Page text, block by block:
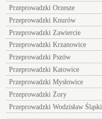
Przeprowadzki Orzesze
Przeprowadzki Knurów
Przeprowadzki Zawiercie
Przeprowadzki Krzanowice
Przeprowadzki Pszów
Przeprowadzki Katowice
Przeprowadzki Mysłowice
Przeprowadzki Żory
Przeprowadzki Wodzisław Śląski